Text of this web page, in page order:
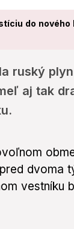
do
ruský
aj tak
dvoma
vestníku